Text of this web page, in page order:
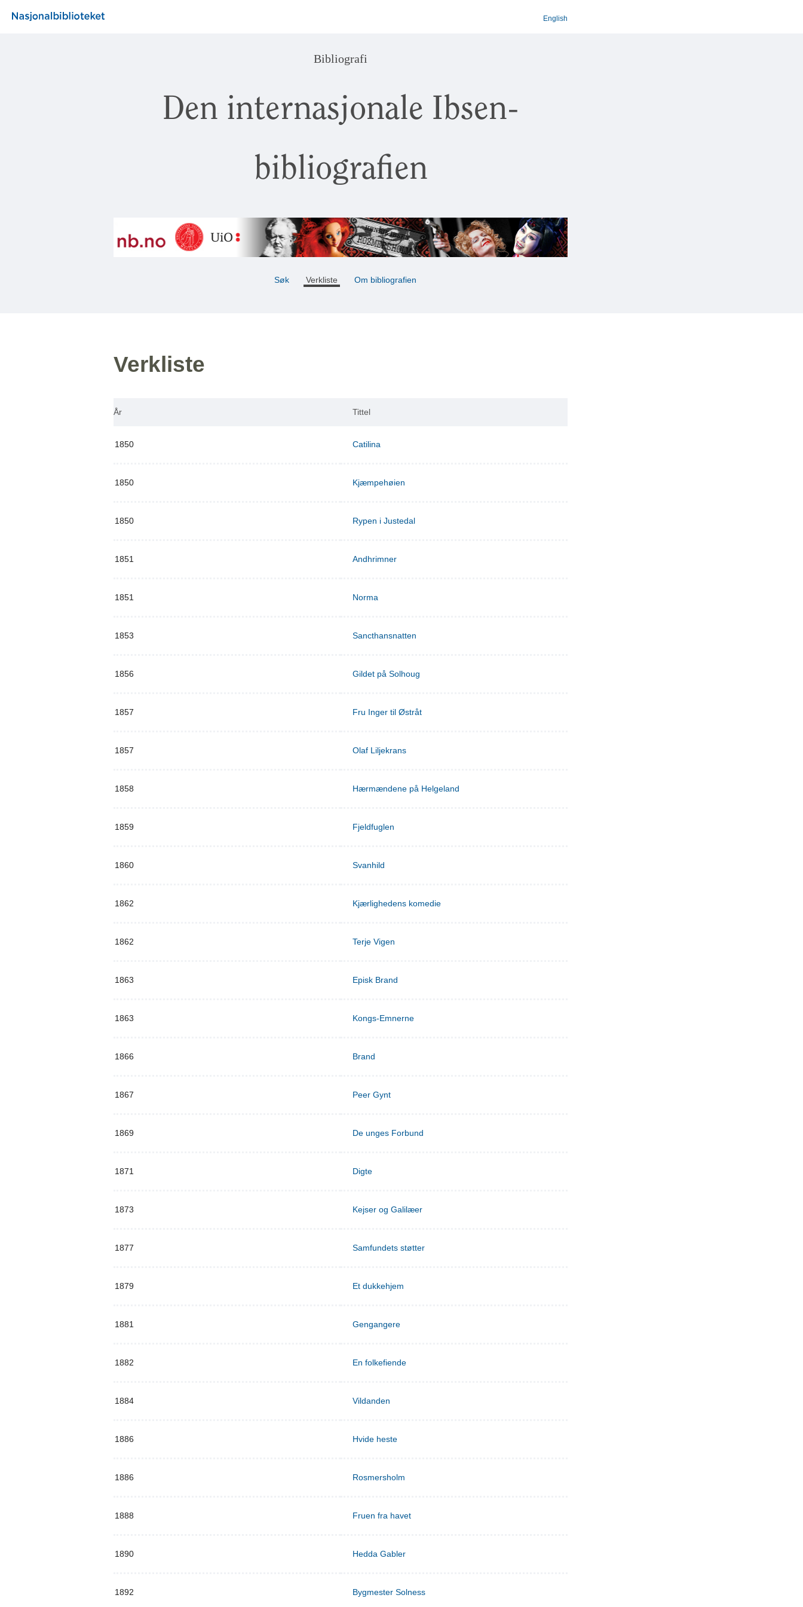
English
Bibliografi
Den internasjonale Ibsen-
bibliografien
Søk Verkliste Om bibliografien
Verkliste
År Tittel
1850 Catilina
1850 Kjæmpehøien
1850 Rypen i Justedal
1851 Andhrimner
1851 Norma
1853 Sancthansnatten
1856 Gildet på Solhoug
1857 Fru Inger til Østråt
1857 Olaf Liljekrans
1858 Hærmændene på Helgeland
1859 Fjeldfuglen
1860 Svanhild
1862 Kjærlighedens komedie
1862 Terje Vigen
1863 Episk Brand
1863 Kongs-Emnerne
1866 Brand
1867 Peer Gynt
1869 De unges Forbund
1871 Digte
1873 Kejser og Galilæer
1877 Samfundets støtter
1879 Et dukkehjem
1881 Gengangere
1882 En folkefiende
1884 Vildanden
1886 Hvide heste
1886 Rosmersholm
1888 Fruen fra havet
1890 Hedda Gabler
1892 Bygmester Solness